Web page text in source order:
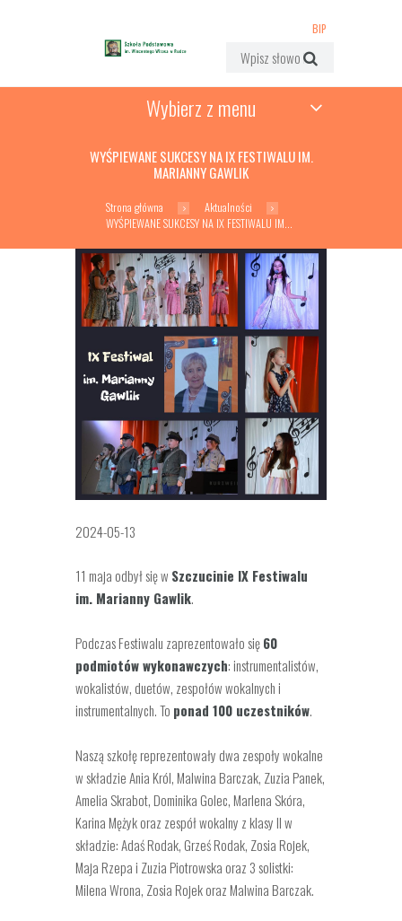
BIP
Wybierz z menu
WYŚPIEWANE SUKCESY NA IX FESTIWALU IM.
MARIANNY GAWLIK
Strona główna
Aktualności
WYŚPIEWANE SUKCESY NA IX FESTIWALU IM...
2024-05-13
11 maja odbył się w Szczucinie IX Festiwalu
im. Marianny Gawlik.
Podczas Festiwalu zaprezentowało się60
podmiotów wykonawczych: instrumentalistów,
wokalistów, duetów, zespołów wokalnych i
instrumentalnych. To ponad 100 uczestników.
Naszą szkołęreprezentowały dwa zespoły wokalne
w składzie Ania Król, Malwina Barczak, Zuzia Panek,
Amelia Skrabot, Dominika Golec, Marlena Skóra,
Karina Mężyk oraz zespół wokalny z klasy II w
składzie: Adaś Rodak, Grześ Rodak, Zosia Rojek,
Maja Rzepa i Zuzia Piotrowska oraz 3 solistki:
Milena Wrona, Zosia Rojek oraz Malwina Barczak.